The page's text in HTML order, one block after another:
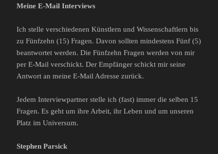
Meine E-Mail Interviews
Ich stelle verschiedenen Künstlern und Wissenschaftlern bis
zu Fünfzehn (15) Fragen. Davon sollten mindestens Fünf (5)
beantwortet werden. Die Fünfzehn Fragen werden von mir
per E-Mail verschickt. Der Empfänger schickt mir seine
Antwort an meine E-Mail Adresse zurück.
Jedem Interviewpartner stelle ich (fast) immer die selben 15
Fragen. Es geht um ihre Arbeit, ihr Leben und um unseren
Platz im Universum.
Stephen Parsick